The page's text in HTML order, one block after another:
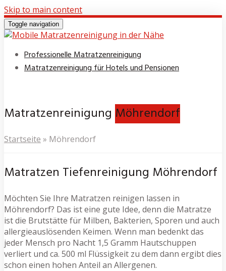
Skip to main content
Toggle navigation
Professionelle Matratzenreinigung
Matratzenreinigung für Hotels und Pensionen
Matratzenreinigung Möhrendorf
Startseite » Möhrendorf
Matratzen Tiefenreinigung Möhrendorf
Möchten Sie Ihre Matratzen reinigen lassen in
Möhrendorf? Das ist eine gute Idee, denn die Matratze
ist die Brutstätte für Milben, Bakterien, Sporen und auch
allergieauslösenden Keimen. Wenn man bedenkt das
jeder Mensch pro Nacht 1,5 Gramm Hautschuppen
verliert und ca. 500 ml Flüssigkeit zu dem dann ergibt dies
schon einen hohen Anteil an Allergenen.